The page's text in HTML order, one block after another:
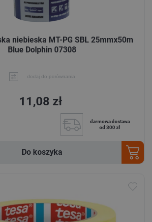
niebieska MT-PG SBL 25mmx50m
Blue Dolphin 07308
dodaj do porównania
11,08 zł
darmowa dostawa
od 300 zł
Do koszyka